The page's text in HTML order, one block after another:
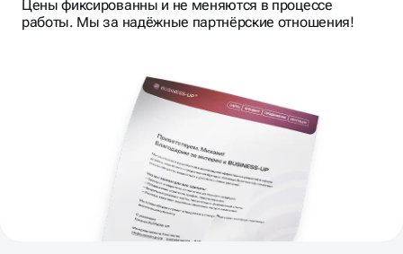
Цены фиксированны и не меняются в процессе
работы. Мы за надёжные партнёрские отношения!